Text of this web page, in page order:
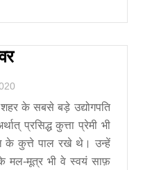
के सबसे बड़े उद्योगपति
प्रसिद्ध कुत्ता प्रेमी भी
कुत्ते पाल रखे थे। उन्हें
मल-मूत्र भी वे स्वयं साफ़